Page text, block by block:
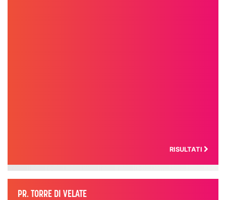
RISULTATI
PR. TORRE DI VELATE